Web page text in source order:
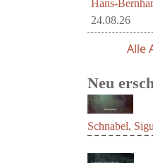
Hans-
24.08.26
Alle
Neu